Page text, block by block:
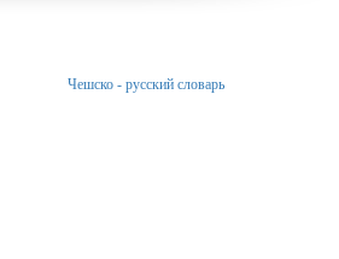
Чешско - русский словарь